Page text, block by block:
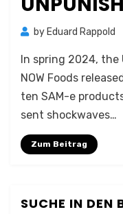
by Eduard Rappold
In spring 2024,
NOW Foods
ten SAM-e
sent shockwaves…
Zum Beitrag
SUCHE IN DEN